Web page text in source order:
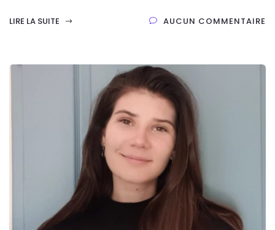
LIRE LA SUITE AUCUN COMMENTAIRE